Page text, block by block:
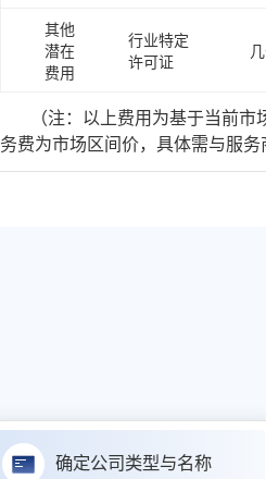
其他
潜在
费用
行业特定
许可证
（注：以上费用为基于当前市场
务费为市场区间价，具体需与服
确定公司类型与名称